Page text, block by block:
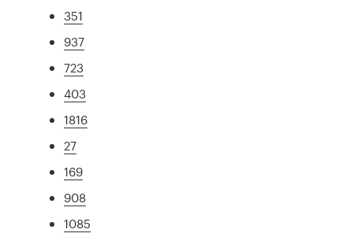
351
937
723
403
1816
27
169
908
1085